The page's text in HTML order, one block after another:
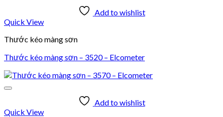
Add to wishlist
Quick View
Thước kéo màng sơn
Thước kéo màng sơn – 3520 – Elcometer
Add to wishlist
Quick View